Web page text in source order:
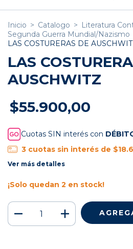
Inicio > Catalogo > Literatura
Segunda Guerra Mundial/Nazismo
LAS COSTURERAS DE
LAS
AUSCHWITZ
$55.900,00
Cuotas SIN interés con
3 cuotas sin interés de
Ver más detalles
¡Solo quedan 2 en stock!